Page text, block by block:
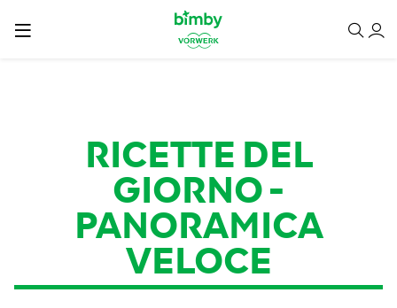
RICETTE DEL
GIORNO-
PANORAMICA
VELOCE